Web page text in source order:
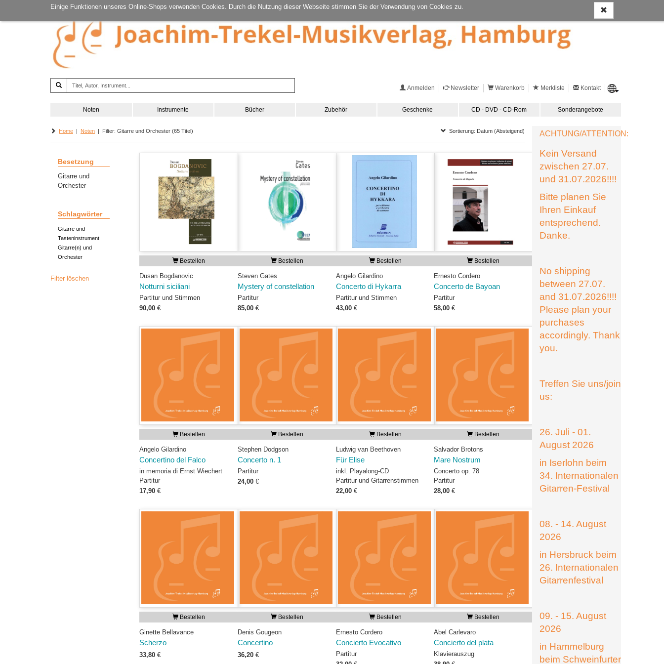
Einige Funktionen unseres Online-Shops verwenden Cookies. Durch die Nutzung dieser Webseite stimmen Sie der Verwendung von Cookies zu.
Anmelden Newsletter Warenkorb Merkliste Kontakt
Noten Instrumente Bücher Zubehör Geschenke CD - DVD - CD-Rom Sonderangebote
Home | Noten | Filter: Gitarre und Orchester (65 Titel) Sortierung: Datum (Absteigend)
Besetzung
Gitarre und
Orchester
Schlagwörter
Gitarre und
Tasteninstrument
Gitarre(n) und
Orchester
Filter löschen
Bestellen
Dusan Bogdanovic
Notturni siciliani
Partitur und Stimmen
90,00 €
Bestellen
Steven Gates
Mystery of constellation
Partitur
85,00 €
Bestellen
Angelo Gilardino
Concerto di Hykarra
Partitur und Stimmen
43,00 €
Bestellen
Ernesto Cordero
Concerto de Bayoan
Partitur
58,00€
Bestellen
Angelo Gilardino
Concertino del Falco
in memoria di Ernst Wiechert
Partitur
17,90 €
Bestellen
Stephen Dodgson
Concerto n. 1
Partitur
24,00 €
Bestellen
Ludwig van Beethoven
Für Elise
inkl. Playalong-CD
Partitur und Gitarrenstimmen
22,00 €
Bestellen
Salvador Brotons
Mare Nostrum
Concerto op. 78
Partitur
28,00€
Bestellen
Ginette Bellavance
Scherzo
33,80 €
Bestellen
Denis Gougeon
Concertino
36,20 €
Bestellen
Ernesto Cordero
Concierto Evocativo
Partitur
Bestellen
Abel Carlevaro
Concierto del plata
Klavierauszug
ACHTUNG/ATTENTION:
Kein Versand
zwischen 27.07.
und 31.07.2026!!!!
Bitte planen Sie
Ihren Einkauf
entsprechend.
Danke.
No shipping
between 27.07.
and 31.07.2026!!!!
Please plan your
purchases
accordingly. Thank
you.
Treffen Sie uns/join
us:
26. Juli - 01.
August 2026
in Iserlohn beim
34. Internationalen
Gitarren-Festival
08. - 14. August
2026
in Hersbruck beim
26. Internationalen
Gitarrenfestival
09. - 15. August
2026
in Hammelburg
beim Schweinfurter